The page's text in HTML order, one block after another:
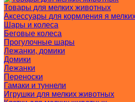
Товары для мелких животных
Аксессуары для кормления я
Шары и колеса
Беговые колеса
Прогулочные шары
Лежанки, домики
Домики
Лежанки
Переноски
Гамаки и туннели
Игрушки для мелких животных